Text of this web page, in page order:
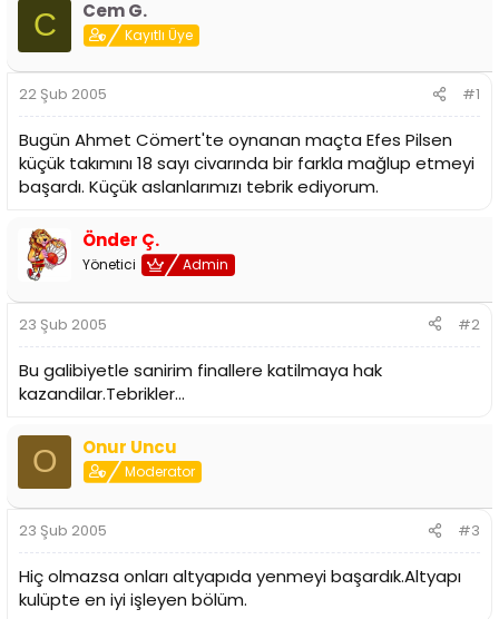
u
y
B
a
ş
a
t
a
l
a
n
g
a
r
i
C Cem G.
Kayıtlı Üye
22 Şub 2005 #1
Bugün Ahmet Cömert'te oynanan maçta Efes Pilsen
küçük takımını 18 sayı civarında bir farkla mağlup etmeyi
başardı. Küçük aslanlarımızı tebrik ediyorum.
Önder Ç.
Yönetici Admin
23 Şub 2005 #2
Bu galibiyetle sanirim finallere katilmaya hak
kazandilar.Tebrikler...
O Onur Uncu
Moderator
23 Şub 2005 #3
Hiç olmazsa onları altyapıda yenmeyi başardık.Altyapı
kulüpte en iyi işleyen bölüm.